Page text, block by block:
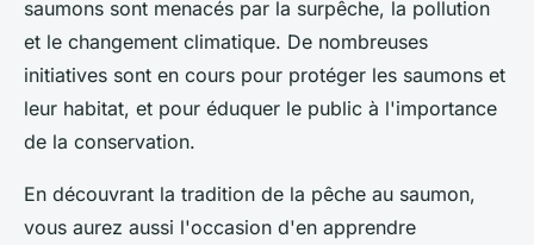
saumons sont menacés par la surpêche, la pollution
et le changement climatique. De nombreuses
initiatives sont en cours pour protéger les saumons et
leur habitat, et pour éduquer le public à l'importance
de la conservation.
En découvrant la tradition de la pêche au saumon,
vous aurez aussi l'occasion d'en apprendre